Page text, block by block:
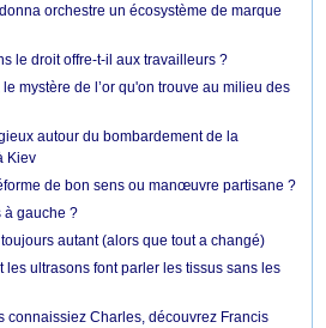
orchestre un écosystème de marque
le droit offre-t-il aux travailleurs ?
mystère de l’or qu'on trouve au milieu des
autour du bombardement de la
Kiev
de bon sens ou manœuvre partisane ?
à gauche ?
autant (alors que tout a changé)
les ultrasons font parler les tissus sans les
connaissiez Charles, découvrez Francis